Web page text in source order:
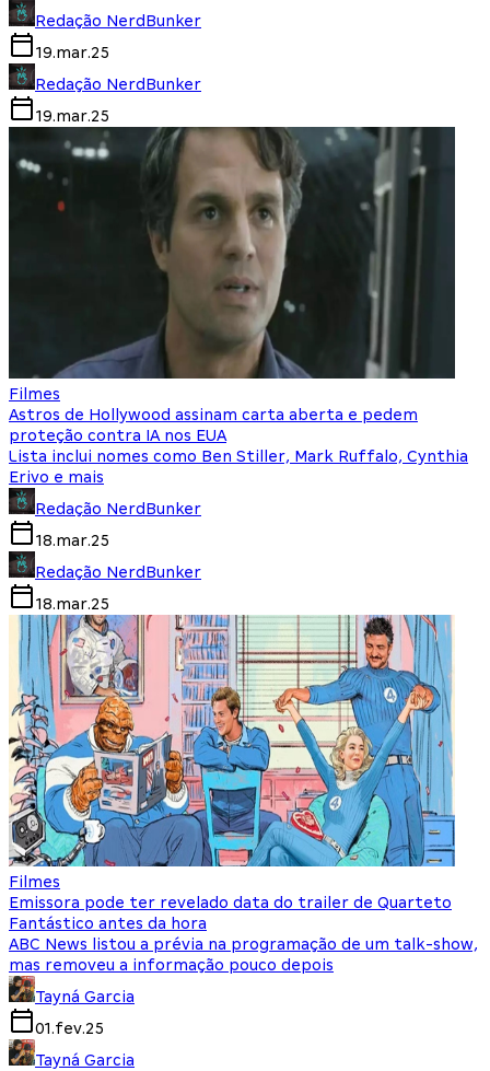
Redação NerdBunker
19.mar.25
Redação NerdBunker
19.mar.25
Filmes
Astros de Hollywood assinam carta aberta e pedem
proteção contra IA nos EUA
Lista inclui nomes como Ben Stiller, Mark Ruffalo, Cynthia
Erivo e mais
Redação NerdBunker
18.mar.25
Redação NerdBunker
18.mar.25
Filmes
Emissora pode ter revelado data do trailer de Quarteto
Fantástico antes da hora
ABC News listou a prévia na programação de um talk-show,
mas removeu a informação pouco depois
Tayná Garcia
01.fev.25
Tayná Garcia